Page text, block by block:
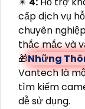
cấp dịch vụ
chuyên
thắc mắc và
🎁Những
Vantech là
tìm kiếm
dễ sử dụng.